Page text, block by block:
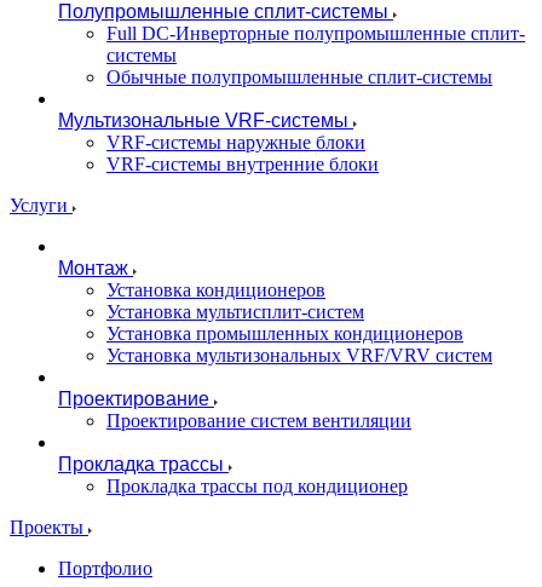
Полупромышленные сплит-системы
Full DC-Инверторные полупромышленные сплит-
системы
Обычные полупромышленные сплит-системы
Мультизональные VRF-системы
VRF-системы наружные блоки
VRF-системы внутренние блоки
Услуги
Монтаж
Установка кондиционеров
Установка мультисплит-систем
Установка промышленных кондиционеров
Установка мультизональных VRF/VRV систем
Проектирование
Проектирование систем вентиляции
Прокладка трассы
Прокладка трассы под кондиционер
Проекты
Портфолио